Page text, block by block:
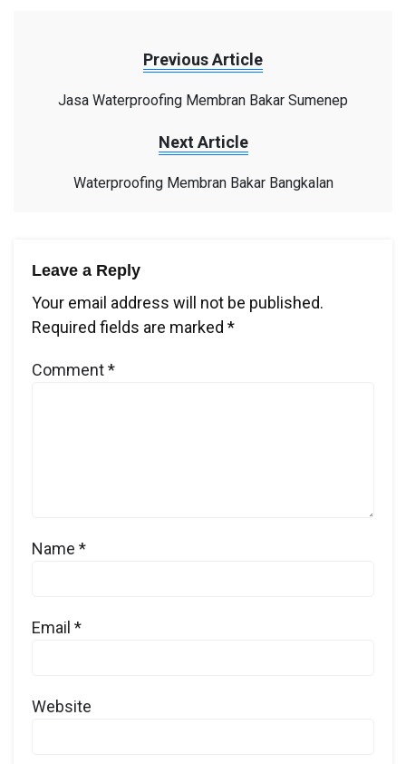
Previous Article
Jasa Waterproofing Membran Bakar Sumenep
Next Article
Waterproofing Membran Bakar Bangkalan
Leave a Reply
Your email address will not be published.
Required fields are marked *
Comment*
Name *
Email *
Website